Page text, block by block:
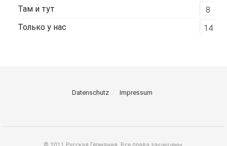
Там и тут
8
Только у нас
14
Datenschutz Impressum